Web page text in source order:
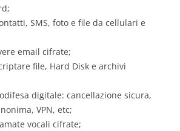
SMS, foto e file da cellulari e
email cifrate;
file, Hard Disk e archivi
digitale: cancellazione sicura,
VPN, etc;
vocali cifrate;